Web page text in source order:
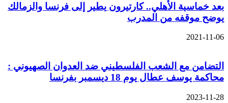
بعد خماسية الأهلي.. كارتيرون يطير إلى فرنسا والزمالك
يوضح موقفه من المدرب
2021-11-06
التضامن مع الشعب الفلسطيني ضد العدوان الصهيوني :
محاكمة يوسف عطال يوم 18 ديسمبر بفرنسا
2023-11-28